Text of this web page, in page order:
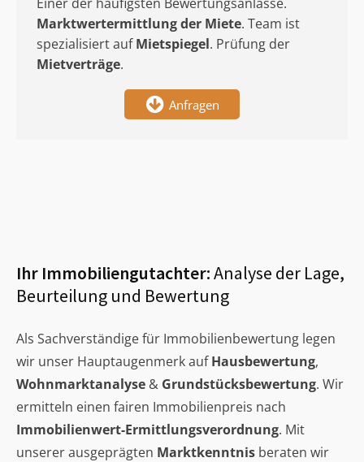
Marktwertermittlungder Miete. Team ist
spezialisiert aufMietspiegel. Prüfung der
Mietverträge.
Anfragen
Ihr Immobiliengutachter:Analyse der Lage,
Beurteilung und Bewertung
Als Sachverständige für Immobilienbewertung legen
wir unser Hauptaugenmerk aufHausbewertung,
Wohnmarktanalyse & Grundstücksbewertung. Wir
ermitteln einen fairen Immobilienpreis nach
Immobilienwert-Ermittlungsverordnung. Mit
unserer ausgeprägten Marktkenntnis beraten wir